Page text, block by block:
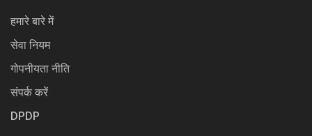
हमारे बारे में
सेवा नियम
गोपनीयता नीति
संपर्क करें
DPDP